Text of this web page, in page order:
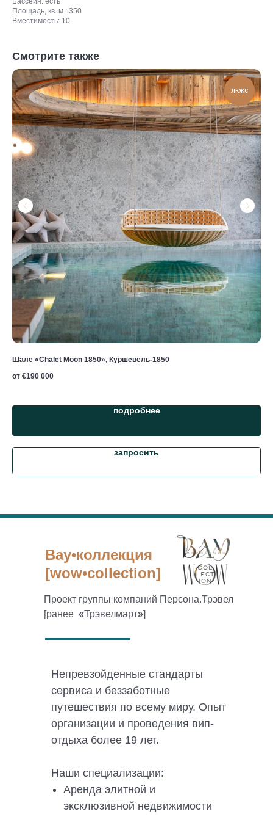
Площадь, кв. м.: 350
Вместимость: 10
Смотрите также
люкс
Шале «Chalet Moon 1850», Куршевель-1850
от €190 000
подробнее
запросить
Вау•коллекция
[wow•collection]
Проект группы компаний Персона.Трэвел
[ранее «Трэвелмарт»]
Непревзойденные стандарты
сервиса и беззаботные
путешествия по всему миру. Опыт
организации и проведения вип-
отдыха более 19 лет.
Наши специализации:
Аренда элитной и
эксклюзивной недвижимости